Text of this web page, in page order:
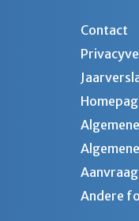
Contact
Andere